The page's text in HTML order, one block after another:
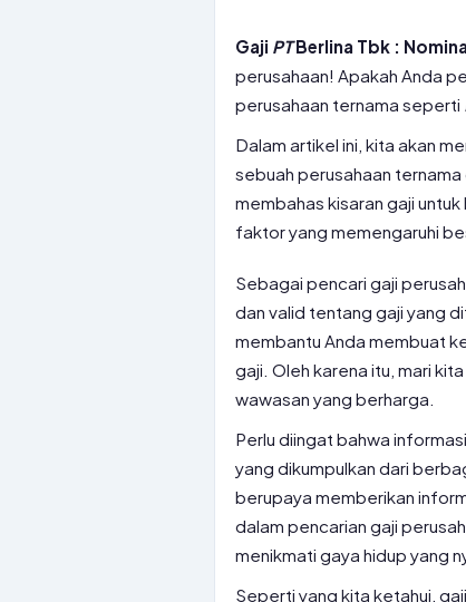
Gaji PTBerlina Tbk :
perusahaan! Apakah Anda
perusahaan ternama seperti
Dalam artikel ini, kita akan
sebuah perusahaan
membahas kisaran gaji
faktor yang memengaruhi
Sebagai pencari gaji
dan valid tentang gaji yang
membantu Anda membuat
gaji. Oleh karena itu, mari
wawasan yang berharga.
Perlu diingat bahwa
yang dikumpulkan dari
berupaya memberikan
dalam pencarian gaji
menikmati gaya hidup yang
Seperti yang kita ketahui,